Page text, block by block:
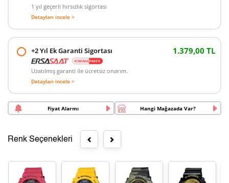
1 yıl geçerli hırsızlık sigortası
Detayları incele >
+2 Yıl Ek Garanti Sigortası 1.379,00 TL
Uzatılmış garanti ile ücretsiz onarım.
Detayları incele >
Fiyat Alarmı Hangi Mağazada Var?
Renk Seçenekleri